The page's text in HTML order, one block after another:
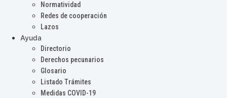
Normatividad
Redes de cooperación
Lazos
Ayuda
Directorio
Derechos pecunarios
Glosario
Listado Trámites
Medidas COVID-19